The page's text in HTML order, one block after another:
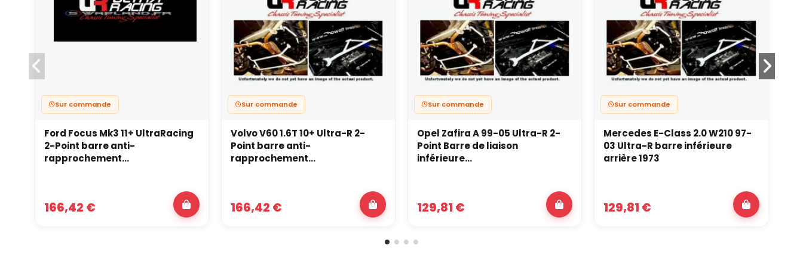
Sur commande
Ford Focus Mk3 11+ UltraRacing
2-Point barre anti-
rapprochement...
166,42 €
Sur commande
Volvo V60 1.6T 10+ Ultra-R 2-
Point barre anti-
rapprochement...
166,42 €
Sur commande
Opel Zafira A 99-05 Ultra-R 2-
Point Barre de liaison
inférieure...
129,81 €
Sur commande
Mercedes E-Class 2.0 W210 97-
03 Ultra-R barre inférieure
arrière 1973
129,81 €